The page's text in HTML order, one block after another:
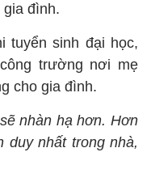
đình.
tuyển sinh đại học,
trường nơi mẹ
cho gia đình.
nhàn hạ hơn. Hơn
duy nhất trong nhà,